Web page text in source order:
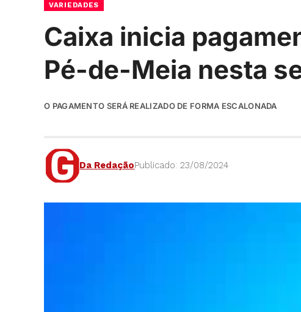
VARIEDADES
Caixa inicia
Pé-de-Meia nesta
O PAGAMENTO SERÁ REALIZADO DE FORMA ESCALONADA
Da RedaçãoPublicado: 23/08/2024